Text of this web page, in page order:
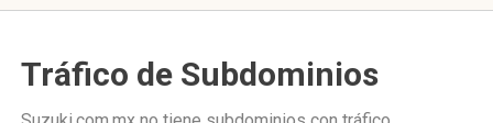
Tráfico de Subdominios